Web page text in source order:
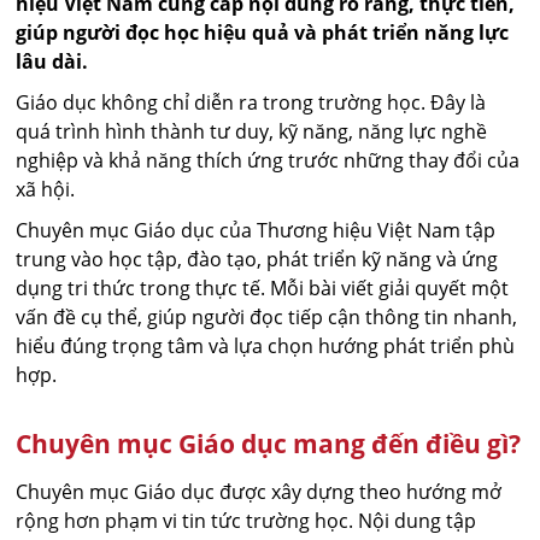
giúp người đọc học hiệu quả và phát triển năng lực
lâu dài.
Giáo dục không chỉ diễn ra trong trường học. Đây là
quá trình hình thành tư duy, kỹ năng, năng lực nghề
nghiệp và khả năng thích ứng trước những thay đổi của
xã hội.
Chuyên mục Giáo dục của Thương hiệu Việt Nam tập
trung vào học tập, đào tạo, phát triển kỹ năng và ứng
dụng tri thức trong thực tế. Mỗi bài viết giải quyết một
vấn đề cụ thể, giúp người đọc tiếp cận thông tin nhanh,
hiểu đúng trọng tâm và lựa chọn hướng phát triển phù
hợp.
Chuyên mục Giáo dục mang đến điều gì?
Chuyên mục Giáo dục được xây dựng theo hướng mở
rộng hơn phạm vi tin tức trường học. Nội dung tập